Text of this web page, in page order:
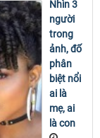
Nhìn 3
người
trong
ảnh, đố
phân
biệt nổi
ai là
mẹ, ai
là con